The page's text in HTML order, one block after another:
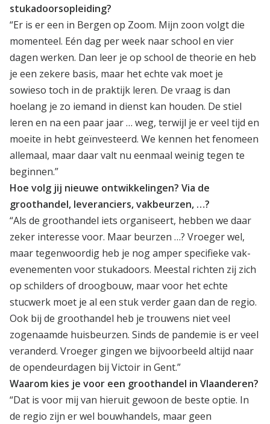
stukadoorsopleiding?
“Er is er een in Bergen op Zoom. Mijn zoon volgt die
momenteel. Eén dag per week naar school en vier
dagen werken. Dan leer je op school de theorie en heb
je een zekere basis, maar het echte vak moet je
sowieso toch in de praktijk leren. De vraag is dan
hoelang je zo iemand in dienst kan houden. De stiel
leren en na een paar jaar … weg, terwijl je er veel tijd en
moeite in hebt geïnvesteerd. We kennen het fenomeen
allemaal, maar daar valt nu eenmaal weinig tegen te
beginnen.”
Hoe volg jij nieuwe ontwikkelingen? Via de
groothandel, leveranciers, vakbeurzen, …?
“Als de groothandel iets organiseert, hebben we daar
zeker interesse voor. Maar beurzen …? Vroeger wel,
maar tegenwoordig heb je nog amper specifieke vak-
evenementen voor stukadoors. Meestal richten zij zich
op schilders of droogbouw, maar voor het echte
stucwerk moet je al een stuk verder gaan dan de regio.
Ook bij de groothandel heb je trouwens niet veel
zogenaamde huisbeurzen. Sinds de pandemie is er veel
veranderd. Vroeger gingen we bijvoorbeeld altijd naar
de opendeurdagen bij Victoir in Gent.”
Waarom kies je voor een groothandel in Vlaanderen?
“Dat is voor mij van hieruit gewoon de beste optie. In
de regio zijn er wel bouwhandels, maar geen